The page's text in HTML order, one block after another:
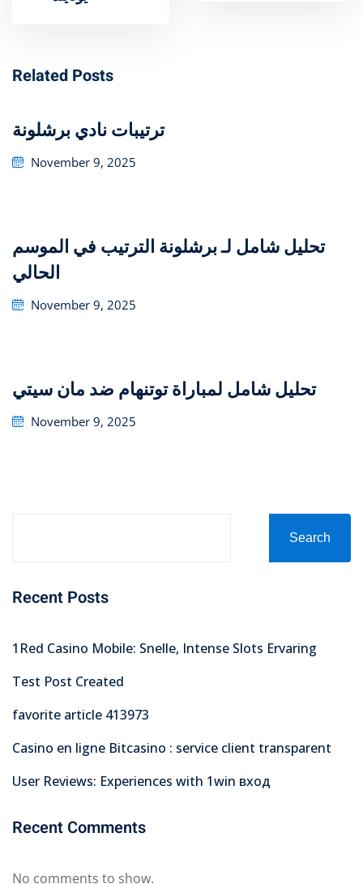
Related Posts
ترتيبات نادي برشلونة
Posted
November 9, 2025
تحليل شامل لـ برشلونة الترتيب في الموسم
الحالي
Posted
November 9, 2025
تحليل شامل لمباراة توتنهام ضد مان سيتي
Posted
November 9, 2025
Search
Recent Posts
1Red Casino Mobile: Snelle, Intense Slots Ervaring
Test Post Created
favorite article 413973
Casino en ligne Bitcasino : service client transparent
User Reviews: Experiences with 1win вход
Recent Comments
No comments to show.